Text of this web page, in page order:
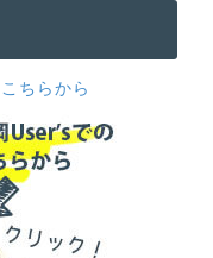
こちらから